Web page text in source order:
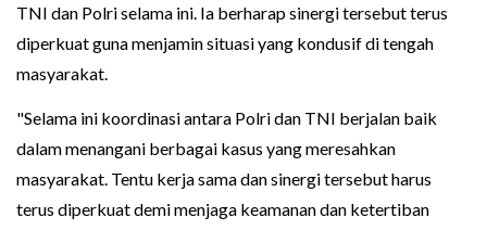
TNI dan Polri selama ini. Ia berharap sinergi tersebut terus
diperkuat guna menjamin situasi yang kondusif di tengah
masyarakat.
"Selama ini koordinasi antara Polri dan TNI berjalan baik
dalam menangani berbagai kasus yang meresahkan
masyarakat. Tentu kerja sama dan sinergi tersebut harus
terus diperkuat demi menjaga keamanan dan ketertiban